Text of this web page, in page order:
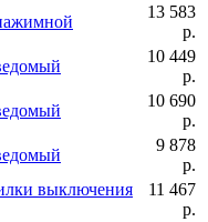
13 583
р.
10 449
р.
10 690
р.
9 878
р.
выключения
11 467
р.